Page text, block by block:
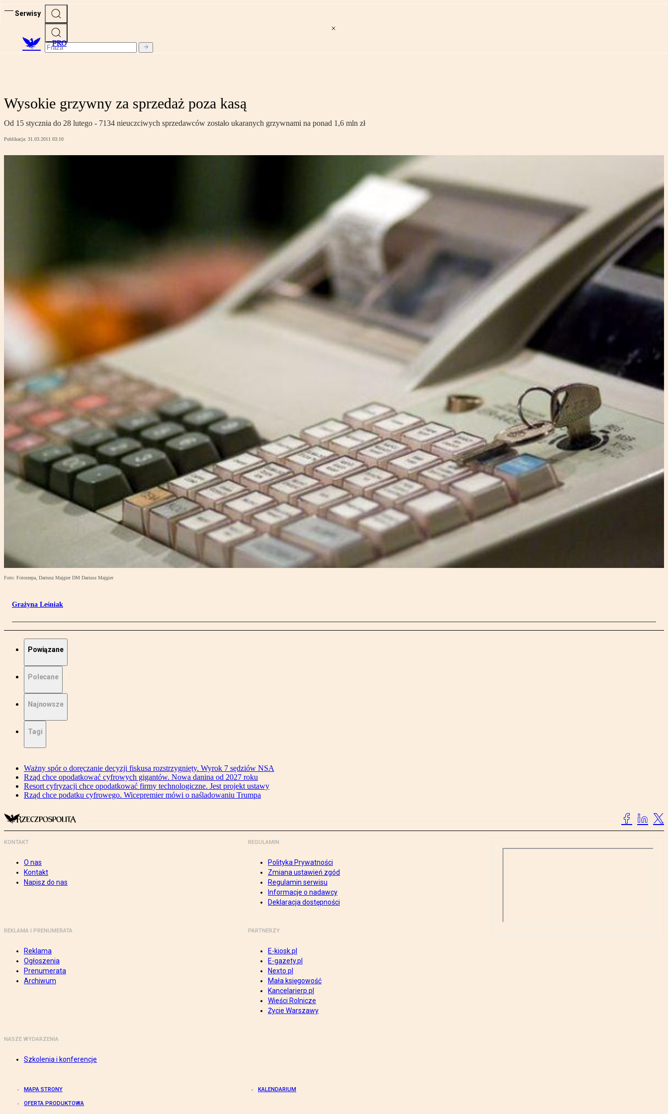
Serwisy
PRO
Wysokie grzywny za sprzedaż poza kasą
Od 15 stycznia do 28 lutego - 7134 nieuczciwych sprzedawców zostało ukaranych grzywnami na ponad 1,6 mln zł
Publikacja: 31.03.2011 03:10
Foto: Fotorzepa, Dariusz Majgier DM Dariusz Majgier
Grażyna Leśniak
Powiązane
Polecane
Najnowsze
Tagi
Ważny spór o doręczanie decyzji fiskusa rozstrzygnięty. Wyrok 7 sędziów NSA
Rząd chce opodatkować cyfrowych gigantów. Nowa danina od 2027 roku
Resort cyfryzacji chce opodatkować firmy technologiczne. Jest projekt ustawy
Rząd chce podatku cyfrowego. Wicepremier mówi o naśladowaniu Trumpa
KONTAKT
O nas
Kontakt
Napisz do nas
REGULAMIN
Polityka Prywatności
Zmiana ustawień zgód
Regulamin serwisu
Informacje o nadawcy
Deklaracja dostępności
REKLAMA I PRENUMERATA
Reklama
Ogłoszenia
Prenumerata
Archiwum
PARTNERZY
E-kiosk.pl
E-gazety.pl
Nexto.pl
Mała księgowość
Kancelarierp.pl
Wieści Rolnicze
Życie Warszawy
NASZE WYDARZENIA
Szkolenia i konferencje
MAPA STRONY KALENDARIUM
OFERTA PRODUKTOWA